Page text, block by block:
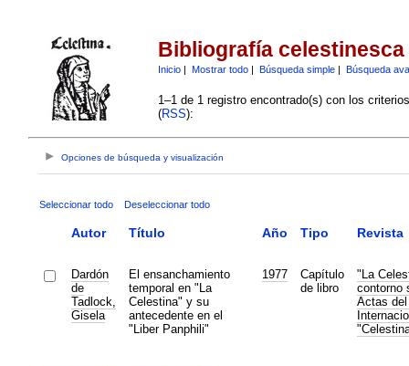
Bibliografía celestinesca
Inicio| Mostrar todo| Búsqueda simple| Búsqueda
1–1 de 1 registro encontrado(s) con los
(RSS):
Opciones de búsqueda y visualización
Seleccionar todo Deseleccionar todo
Autor Título Año Tipo Revista
Dardón
de
Tadlock,
Gisela
El ensanchamiento
temporal en "La
Celestina" y su
antecedente en el
"Liber Panphili"
1977
Capítulo
de libro
"La
contorno
Actas